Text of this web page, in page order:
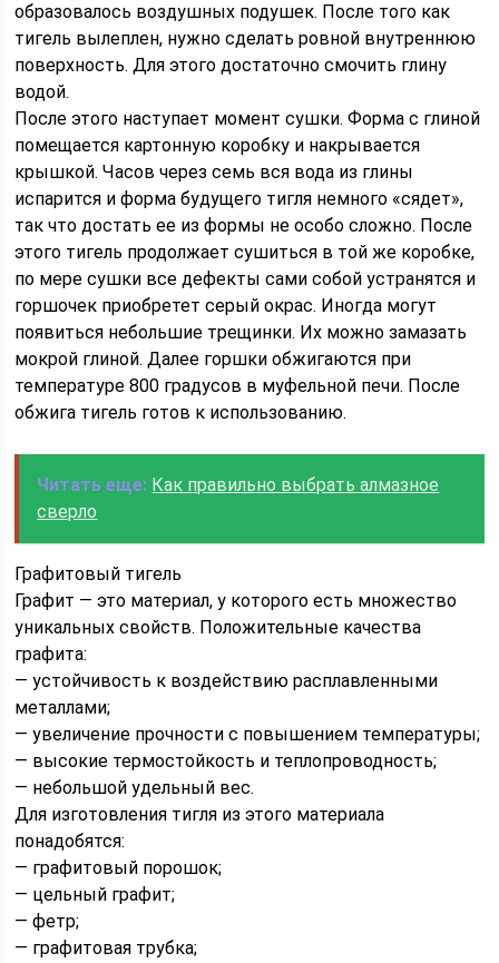
образовалось воздушных подушек. После того как
тигель вылеплен, нужно сделать ровной внутреннюю
поверхность. Для этого достаточно смочить глину
водой.
После этого наступает момент сушки. Форма с глиной
помещается картонную коробку и накрывается
крышкой. Часов через семь вся вода из глины
испарится и форма будущего тигля немного «сядет»,
так что достать ее из формы не особо сложно. После
этого тигель продолжает сушиться в той же коробке,
по мере сушки все дефекты сами собой устранятся и
горшочек приобретет серый окрас. Иногда могут
появиться небольшие трещинки. Их можно замазать
мокрой глиной. Далее горшки обжигаются при
температуре 800 градусов в муфельной печи. После
обжига тигель готов к использованию.
Читать еще: Как правильно выбрать алмазное
сверло
Графитовый тигель
Графит — это материал, у которого есть множество
уникальных свойств. Положительные качества
графита:
— устойчивость к воздействию расплавленными
металлами;
— увеличение прочности с повышением температуры;
— высокие термостойкость и теплопроводность;
— небольшой удельный вес.
Для изготовления тигля из этого материала
понадобятся:
— графитовый порошок;
— цельный графит;
— фетр;
— графитовая трубка;